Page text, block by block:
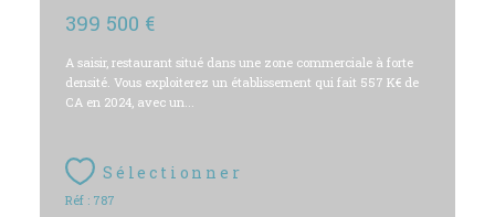
399 500 €
A saisir, restaurant situé dans une zone commerciale à forte
densité. Vous exploiterez un établissement qui fait 557 K€ de
CA en 2024, avec un...
Sélectionner
Réf : 787